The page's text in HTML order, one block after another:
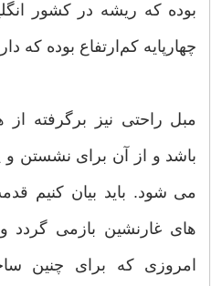
بوده که ریشه در کشور
چهارپایه‌ کم‌ارتفاع بوده
مبل راحتی نیز برگرفته
باشد و از آن برای نشستن و
می شود. باید بیان کنیم
های غارنشین بازمی گردد
امروزی که برای چنین